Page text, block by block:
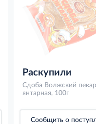
Раскупили
Сдоба Волжский
янтарная, 100г
Сообщить о